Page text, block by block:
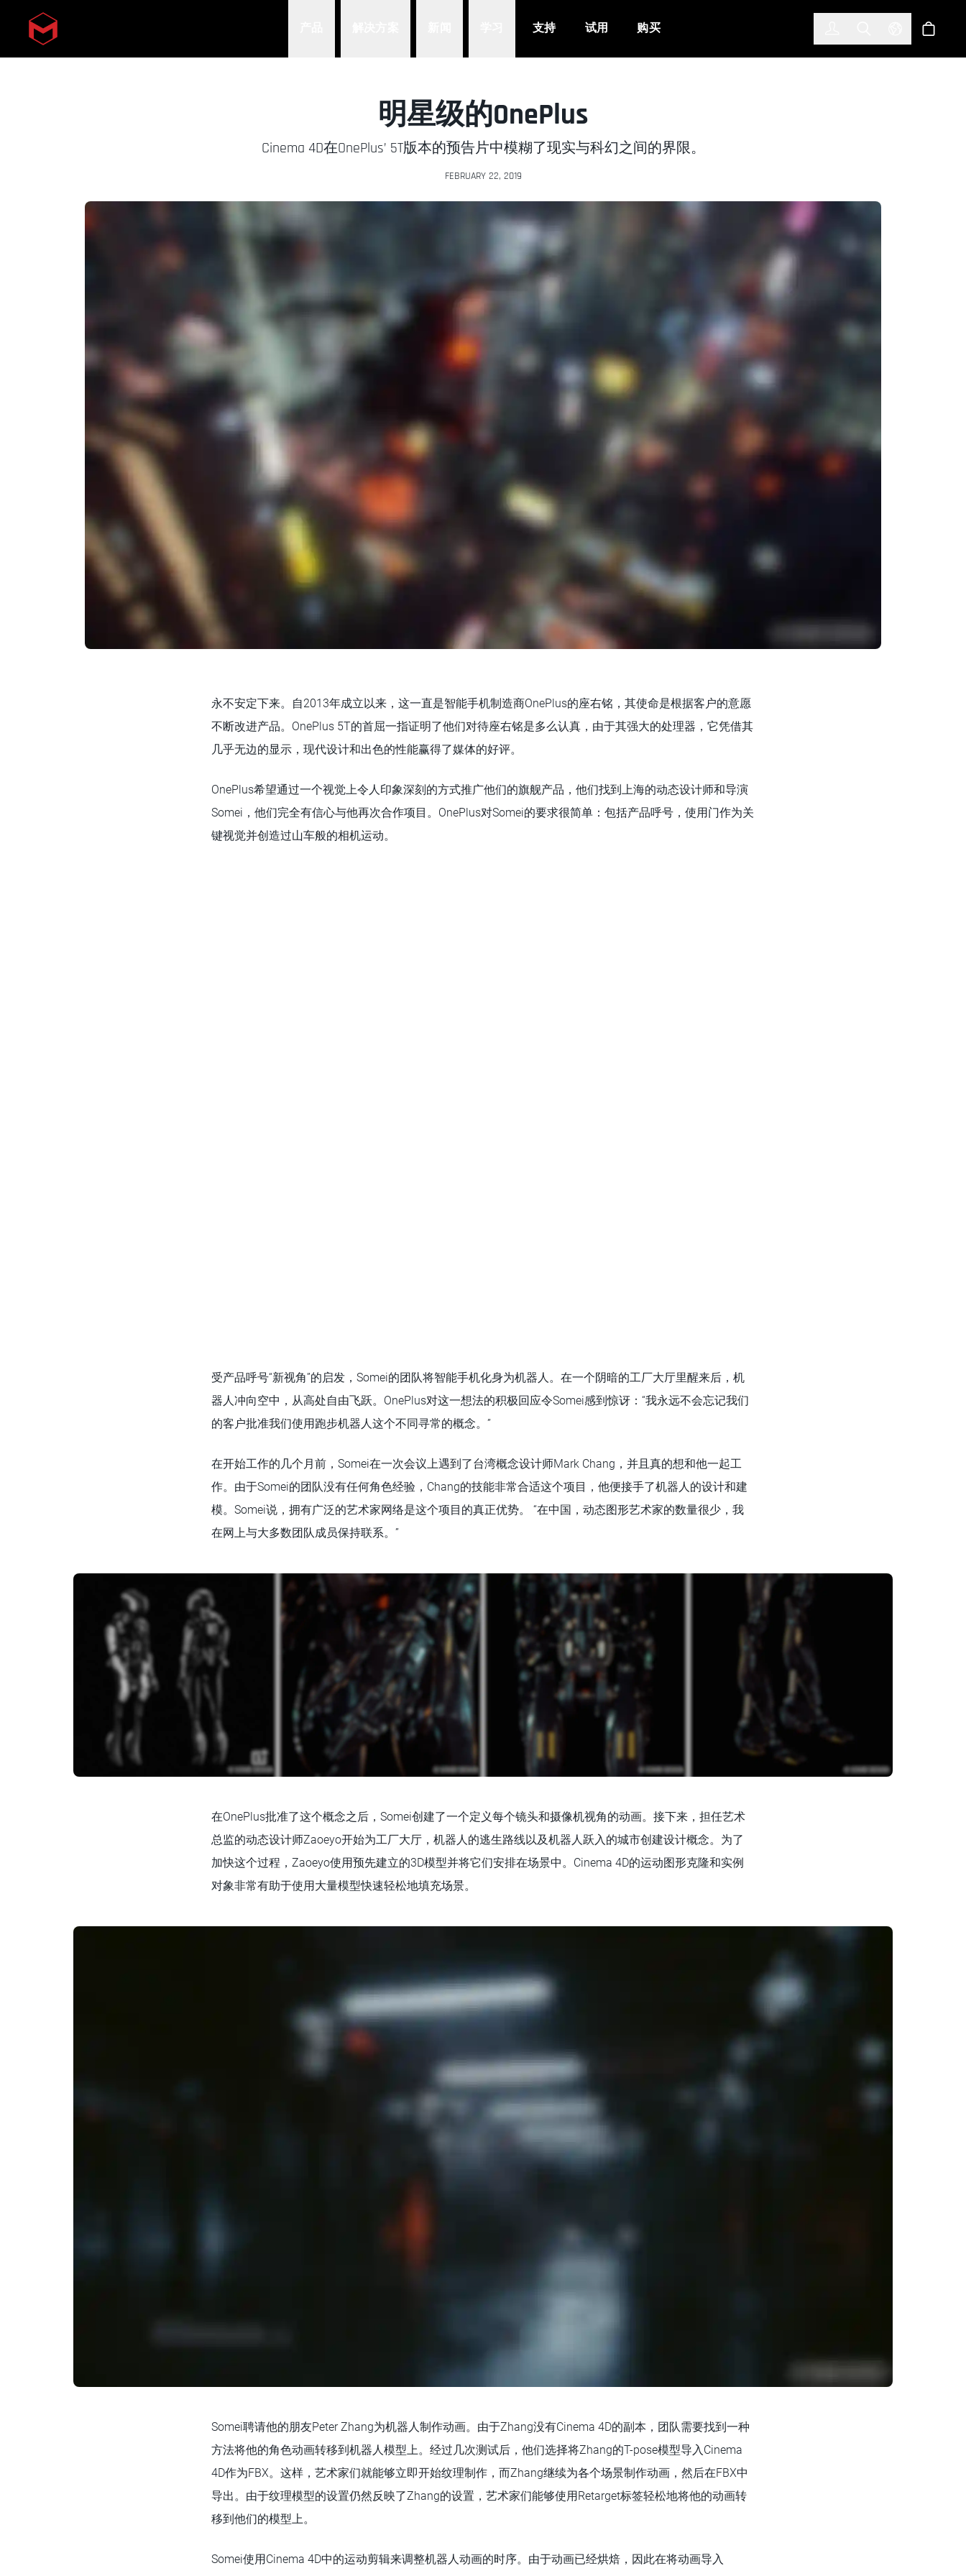
Skip to main content 支持 试用 购买 Select 商店
明星级的OnePlus
Cinema 4D在OnePlus’ 5T版本的预告片中模糊了现实与科幻之间的界限。
FEBRUARY 22, 2019
永不安定下来。自2013年成立以来，这一直是智能手机制造商OnePlus的座右铭，其使命是根据客户的意愿
不断改进产品。OnePlus 5T的首屈一指证明了他们对待座右铭是多么认真，由于其强大的处理器，它凭借其
几乎无边的显示，现代设计和出色的性能赢得了媒体的好评。
OnePlus希望通过一个视觉上令人印象深刻的方式推广他们的旗舰产品，他们找到上海的动态设计师和导演
Somei，他们完全有信心与他再次合作项目。OnePlus对Somei的要求很简单：包括产品呼号，使用门作为关
键视觉并创造过山车般的相机运动。
受产品呼号“新视角”的启发，Somei的团队将智能手机化身为机器人。在一个阴暗的工厂大厅里醒来后，机
器人冲向空中，从高处自由飞跃。OnePlus对这一想法的积极回应令Somei感到惊讶：“我永远不会忘记我们
的客户批准我们使用跑步机器人这个不同寻常的概念。”
在开始工作的几个月前，Somei在一次会议上遇到了台湾概念设计师Mark Chang，并且真的想和他一起工
作。由于Somei的团队没有任何角色经验，Chang的技能非常合适这个项目，他便接手了机器人的设计和建
模。Somei说，拥有广泛的艺术家网络是这个项目的真正优势。 “在中国，动态图形艺术家的数量很少，我
在网上与大多数团队成员保持联系。”
在OnePlus批准了这个概念之后，Somei创建了一个定义每个镜头和摄像机视角的动画。接下来，担任艺术
总监的动态设计师Zaoeyo开始为工厂大厅，机器人的逃生路线以及机器人跃入的城市创建设计概念。为了
加快这个过程，Zaoeyo使用预先建立的3D模型并将它们安排在场景中。Cinema 4D的运动图形克隆和实例
对象非常有助于使用大量模型快速轻松地填充场景。
Somei聘请他的朋友Peter Zhang为机器人制作动画。由于Zhang没有Cinema 4D的副本，团队需要找到一种
方法将他的角色动画转移到机器人模型上。经过几次测试后，他们选择将Zhang的T-pose模型导入Cinema
4D作为FBX。这样，艺术家们就能够立即开始纹理制作，而Zhang继续为各个场景制作动画，然后在FBX中
导出。由于纹理模型的设置仍然反映了Zhang的设置，艺术家们能够使用Retarget标签轻松地将他的动画转
移到他们的模型上。
Somei使用Cinema 4D中的运动剪辑来调整机器人动画的时序。由于动画已经烘焙，因此在将动画导入